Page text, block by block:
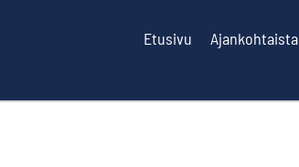
Etusivu Ajankohtaista